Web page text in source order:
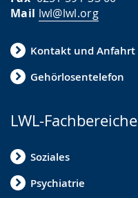
Mail lwl@lwl.org
Kontakt und Anfahrt
Gehörlosentelefon
LWL-Fachbereiche
Soziales
Psychiatrie